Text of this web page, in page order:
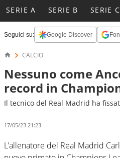
SERIE A SERIE B SERIE C
Seguici su: Google Discover
CALCIO
Nessuno come
record in
Il tecnico del Real Madrid ha
17/05/23 21:23
L’allenatore del Real Madrid